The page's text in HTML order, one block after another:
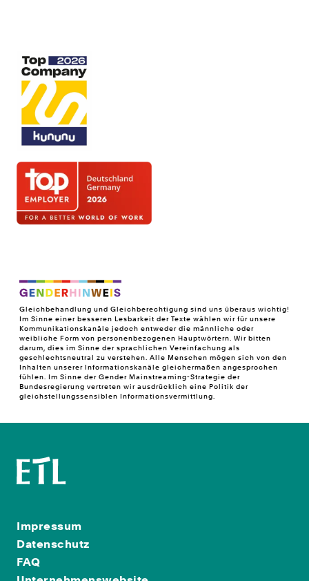
Gleichbehandlung und Gleichberechtigung sind uns überaus wichtig!
Im Sinne einer besseren Lesbarkeit der Texte wählen wir für unsere
Kommunikationskanäle jedoch entweder die männliche oder
Bundesregierung vertreten wir ausdrücklich eine Politik der
gleichstellungssensiblen Informationsvermittlung.
Impressum
FAQ
Unternehmenswebsite